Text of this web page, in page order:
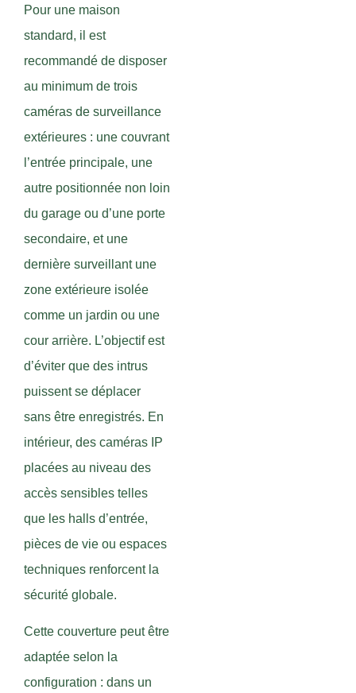
Pour une maison
standard, il est
recommandé de disposer
au minimum de trois
caméras de surveillance
extérieures : une couvrant
l’entrée principale, une
autre positionnée non loin
du garage ou d’une porte
secondaire, et une
dernière surveillant une
zone extérieure isolée
comme un jardin ou une
cour arrière. L’objectif est
d’éviter que des intrus
puissent se déplacer
sans être enregistrés. En
intérieur, des caméras IP
placées au niveau des
accès sensibles telles
que les halls d’entrée,
pièces de vie ou espaces
techniques renforcent la
sécurité globale.
Cette couverture peut être
adaptée selon la
configuration : dans un